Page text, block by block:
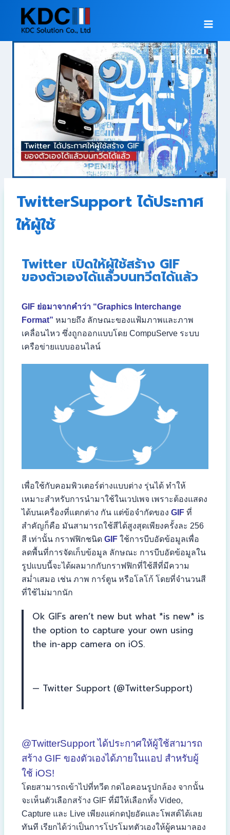
TwitterSupport ได้ประกาศ
ให้ผู้ใช้
Twitter เปิดให้ผู้ใช้สร้าง GIF
ของตัวเองได้แล้วบนทวีตได้แล้ว
GIF ย่อมาจากคำว่า “Graphics Interchange
Format” หมายถึง ลักษณะของแฟ้มภาพและภาพ
เคลื่อนไหว ซึ่งถูกออกแบบโดย CompuServe ระบบ
เครือข่ายแบบออนไลน์
เพื่อใช้กับคอมพิวเตอร์ต่างแบบต่าง รุ่นได้ ทำให้
เหมาะสำหรับการนำมาใช้ในเวปเพจ เพราะต้องแสดง
ได้บนเครื่องที่แตกต่าง กัน แต่ข้อจำกัดของ GIF ที่
สำคัญก็คือ มันสามารถใช้สีได้สูงสุดเพียงครั้งละ 256
สี เท่านั้น กราฟฟิกชนิด GIF ใช้การบีบอัดข้อมูลเพื่อ
ลดพื้นที่การจัดเก็บข้อมูล ลักษณะ การบีบอัดข้อมูลใน
รูปแบบนี้จะได้ผลมากกับกราฟฟิกที่ใช้สีที่มีความ
สม่ำเสมอ เช่น ภาพ การ์ตูน หรือโลโก้ โดยที่จำนวนสี
ที่ใช้ไม่มากนัก
Ok GIFs aren’t new but what *is new* is
the option to capture your own using
the in-app camera on iOS.
— Twitter Support (@TwitterSupport)
@TwitterSupport ได้ประกาศให้ผู้ใช้สามารถ
สร้าง GIF ของตัวเองได้ภายในแอป สำหรับผู้
ใช้ iOS!
โดยสามารถเข้าไปที่ทวีต กดไอคอนรูปกล้อง จากนั้น
จะเห็นตัวเลือกสร้าง GIF ที่มีให้เลือกทั้ง Video,
Capture และ Live เพียงแค่กดปุ่ยอัดและโพสต์ได้เลย
ทันที เรียกได้ว่าเป็นการโปรโมทตัวเองให้ผู้คนมาลอง